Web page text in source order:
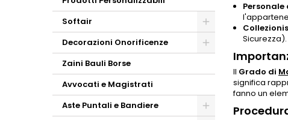
Softair
Decorazioni Onorificenze
Zaini Bauli Borse
Avvocati e Magistrati
Aste Puntali e Bandiere
Sicurezza).
Il Grado di
significa
fanno un